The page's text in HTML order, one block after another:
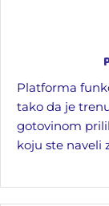
Platforma
tako da je
gotovinom
koju ste naveli